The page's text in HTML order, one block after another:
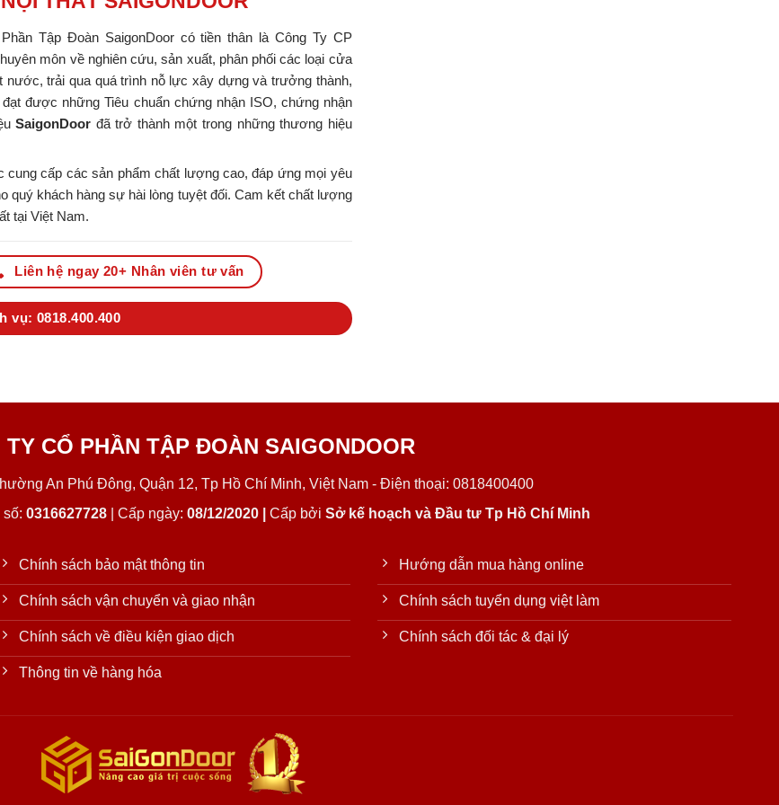
Tập Đoàn SaigonDoor có tiền thân là Công Ty CP
môn về nghiên cứu, sản xuất, phân phối các loại cửa
trải qua quá trình nỗ lực xây dựng và trưởng thành,
được những Tiêu chuẩn chứng nhận ISO, chứng nhận
SaigonDoor đã trở thành một trong những thương hiệu
cung cấp các sản phẩm chất lượng cao, đáp ứng mọi yêu
quý khách hàng sự hài lòng tuyệt đối. Cam kết chất lượng
tại Việt Nam.
Liên hệ ngay 20+ Nhân viên tư vấn
vụ: 0818.400.400
TY CỔ PHẦN TẬP ĐOÀN SAIGONDOOR
An Phú Đông, Quận 12, Tp Hồ Chí Minh, Việt Nam - Điện thoại: 0818400400
0316627728| Cấp ngày: 08/12/2020 | Cấp bởi Sở kế hoạch và Đầu tư Tp Hồ Chí Minh
Chính sách bảo mật thông tin
Chính sách vận chuyển và giao nhận
Chính sách về điều kiện giao dịch
Thông tin về hàng hóa
Hướng dẫn mua hàng online
Chính sách tuyển dụng việt làm
Chính sách đối tác & đại lý